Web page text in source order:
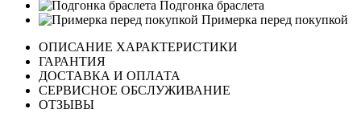
Подгонка браслета
Примерка перед покупкой
ОПИСАНИЕ ХАРАКТЕРИСТИКИ
ГАРАНТИЯ
ДОСТАВКА И ОПЛАТА
СЕРВИСНОЕ ОБСЛУЖИВАНИЕ
ОТЗЫВЫ